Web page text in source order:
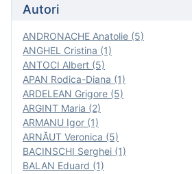
Autori
ANDRONACHE Anatolie (5)
ANGHEL Cristina (1)
ANTOCI Albert (5)
APAN Rodica-Diana (1)
ARDELEAN Grigore (5)
ARGINT Maria (2)
ARMANU Igor (1)
ARNĂUT Veronica (5)
BACINSCHI Serghei (1)
BALAN Eduard (1)